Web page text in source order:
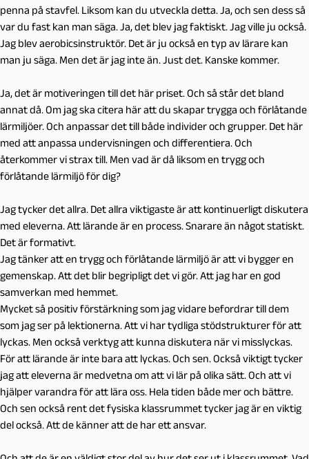
penna på stavfel. Liksom kan du utveckla detta. Ja, och sen dess så
var du fast kan man säga. Ja, det blev jag faktiskt. Jag ville ju också.
Jag blev aerobicsinstruktör. Det är ju också en typ av lärare kan
man ju säga. Men det är jag inte än. Just det. Kanske kommer.
Ja, det är motiveringen till det här priset. Och så står det bland
annat då. Om jag ska citera här att du skapar trygga och förlåtande
lärmiljöer. Och anpassar det till både individer och grupper. Det här
med att anpassa undervisningen och differentiera. Och
återkommer vi strax till. Men vad är då liksom en trygg och
förlåtande lärmiljö för dig?
Jag tycker det allra. Det allra viktigaste är att kontinuerligt diskutera
med eleverna. Att lärande är en process. Snarare än något statiskt.
Det är formativt.
Jag tänker att en trygg och förlåtande lärmiljö är att vi bygger en
gemenskap. Att det blir begripligt det vi gör. Att jag har en god
samverkan med hemmet.
Mycket så positiv förstärkning som jag vidare befordrar till dem
som jag ser på lektionerna. Att vi har tydliga stödstrukturer för att
lyckas. Men också verktyg att kunna diskutera när vi misslyckas.
För att lärande är inte bara att lyckas. Och sen. Också viktigt tycker
jag att eleverna är medvetna om att vi lär på olika sätt. Och att vi
hjälper varandra för att lära oss. Hela tiden både mer och bättre.
Och sen också rent det fysiska klassrummet tycker jag är en viktig
del också. Att de känner att de har ett ansvar.